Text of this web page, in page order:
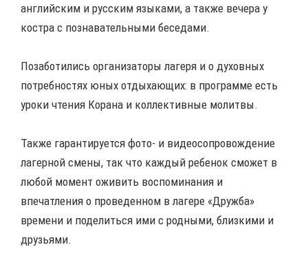
английским и русским языками, а также вечера у
костра с познавательными беседами.
Позаботились организаторы лагеря и о духовных
потребностях юных отдыхающих: в программе есть
уроки чтения Корана и коллективные молитвы.
Также гарантируется фото- и видеосопровождение
лагерной смены, так что каждый ребенок сможет в
любой момент оживить воспоминания и
впечатления о проведенном в лагере «Дружба»
времени и поделиться ими с родными, близкими и
друзьями.